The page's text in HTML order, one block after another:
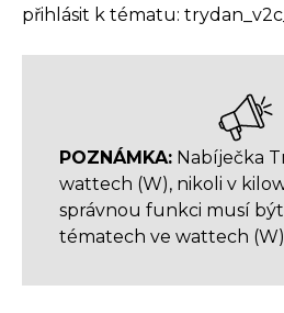
přihlásit k tématu:
POZNÁMKA: Nabíječka
wattech (W), nikoli v
správnou funkci musí
tématech ve wattech